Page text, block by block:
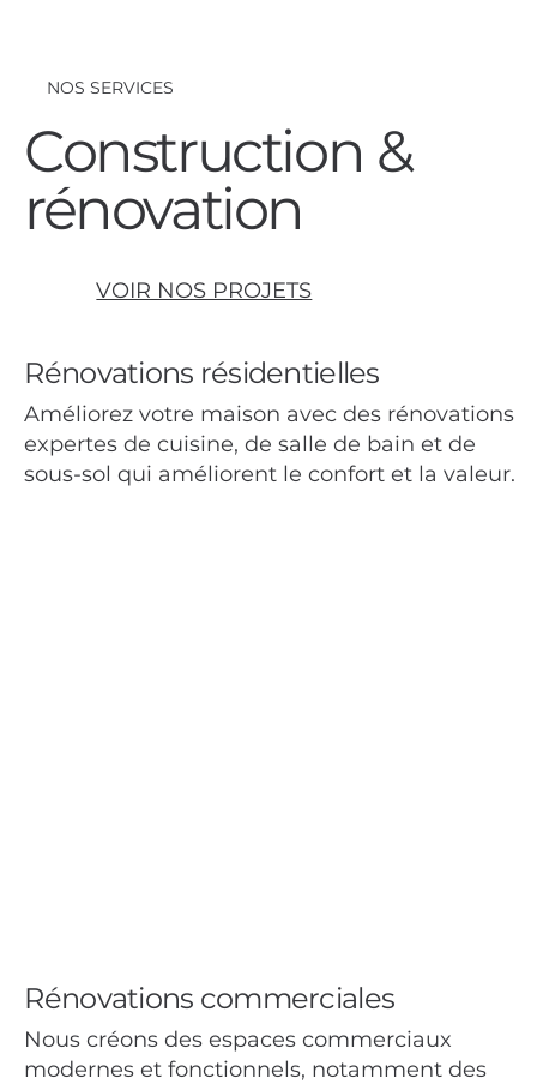
NOS SERVICES
Construction &
rénovation
Rénovations résidentielles
Améliorez votre maison avec des rénovations
expertes de cuisine, de salle de bain et de
sous-sol qui améliorent le confort et la valeur.
Rénovations commerciales
Nous créons des espaces commerciaux
modernes et fonctionnels, notamment des
VOIR NOS PROJETS